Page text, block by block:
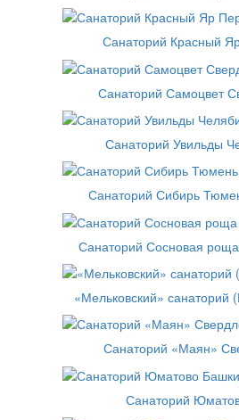
Санаторий Красный
Санаторий Самоцвет
Санаторий Увильды
Санаторий Сибирь
Санаторий Сосновая роща
«Мельковский» санаторий
Санаторий «Маян»
Санаторий